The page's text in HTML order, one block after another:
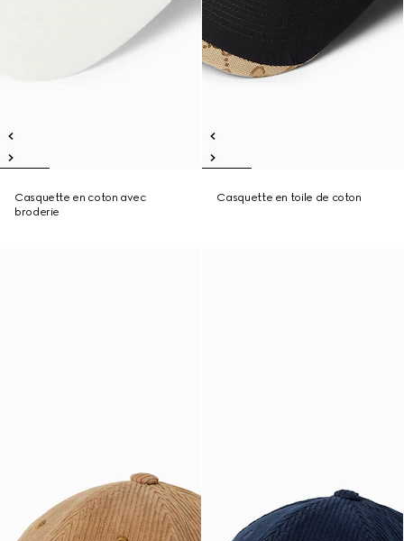
Casquette en coton avec
broderie
Casquette en toile de coton